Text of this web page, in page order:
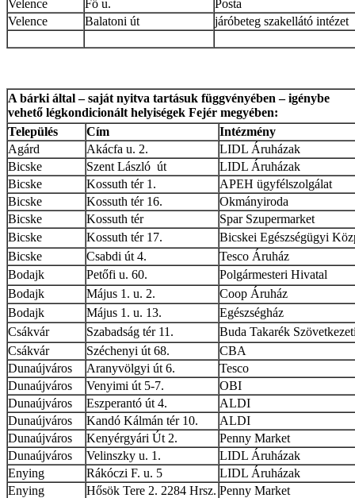
Velence Fő u.
Posta
Velence
Balatoni út járóbeteg szakellátó intézet
A bárki által – saját nyitva tartásuk függvényében – igénybe
vehető légkondicionált helyiségek Fejér megyében:
Település
Cím
Intézmény
Agárd
Akácfa u. 2.
LIDL Áruházak
Bicske
Szent László út
LIDL Áruházak
Bicske
Kossuth tér 1.
APEH ügyfélszolgálat
Bicske
Kossuth tér 16.
Okmányiroda
Bicske
Kossuth tér
Spar Szupermarket
Bicske
Kossuth tér 17.
Bicskei Egészségügyi
Bicske
Csabdi út 4.
Tesco Áruház
Bodajk
Petőfi u. 60.
Polgármesteri Hivatal
Bodajk
Május 1. u. 2.
Coop Áruház
Bodajk
Május 1. u. 13.
Egészségház
Csákvár
Szabadság tér 11.
Buda Takarék
Csákvár
Széchenyi út 68.
CBA
Dunaújváros
Aranyvölgyi út 6.
Tesco
Dunaújváros
Venyimi út 5-7.
OBI
Dunaújváros
Eszperantó út 4.
ALDI
Dunaújváros
Kandó Kálmán tér 10.
ALDI
Dunaújváros
Kenyérgyári Út 2.
Penny Market
Dunaújváros
Velinszky u. 1.
LIDL Áruházak
Enying
Rákóczi F. u. 5
LIDL Áruházak
Enying
Hősök Tere 2. 2284 Hrsz. Penny Market